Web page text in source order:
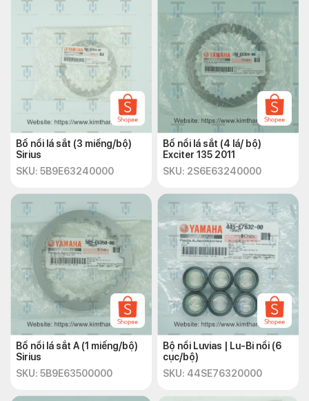
Bố nồi lá sắt (3 miếng/bộ)
Sirius
SKU: 5B9E63240000
Bố nồi lá sắt (4 lá/ bộ)
Exciter 135 2011
SKU: 2S6E63240000
Bố nồi lá sắt A (1 miếng/bộ)
Sirius
SKU: 5B9E63500000
Bộ nồi Luvias | Lu-Bi nồi (6
cục/bộ)
SKU: 44SE76320000